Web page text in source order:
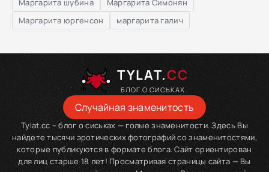
Маргарита шубина
Маргарита Симонян
Маргарита юргенсон
маргарита галич
TYLAT.CC
БЛОГ О СИСЬКАХ
Случайная знаменитость
Tylat.cc – блог о сиськах — голые знаменитости. Здесь Вы
найдете тысячи эротических фотографий со знаменитостями,
которые публикуются в формате блога. Сайт ориентирован
для лиц старше 18 лет! Просматривая страницы сайта — Вы